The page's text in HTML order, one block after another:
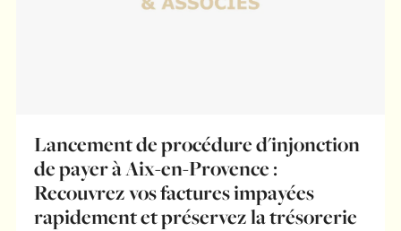
Lancement de procédure d'injonction
de payer à Aix-en-Provence :
Recouvrez vos factures impayées
rapidement et préservez la trésorerie